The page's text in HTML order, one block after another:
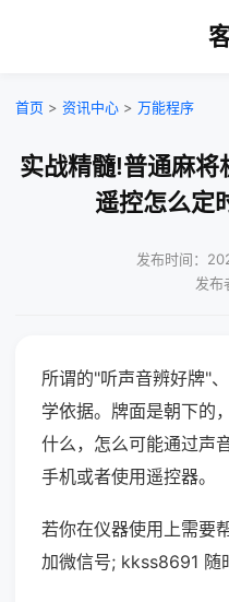
首页 > 资讯中心 > 万能程序
实战精髓!普通麻将
遥控怎么定
发布时间：
发布
所谓的"听声音辨好牌"
学依据。牌面是朝下的
什么，怎么可能通过声
手机或者使用遥控器。
若你在仪器使用上需要
加微信号; kkss8691 随